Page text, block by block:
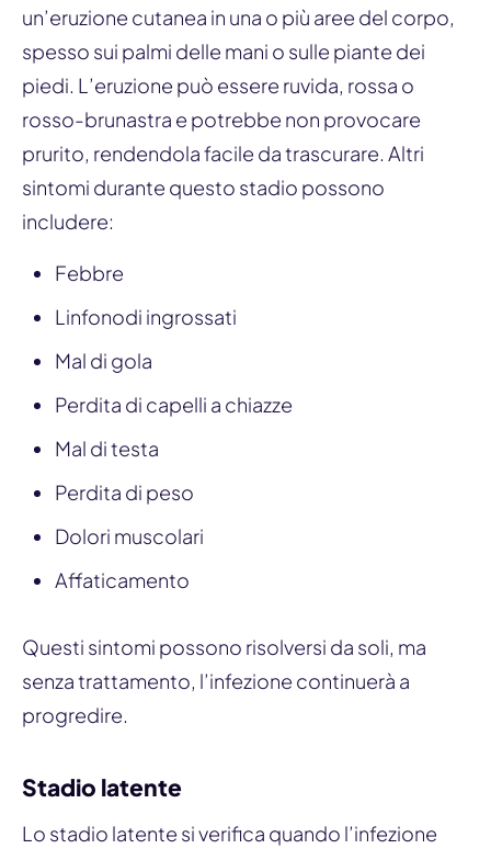
un’eruzione cutanea in una o più aree del corpo,
spesso sui palmi delle mani o sulle piante dei
piedi. L’eruzione può essere ruvida, rossa o
rosso-brunastra e potrebbe non provocare
prurito, rendendola facile da trascurare. Altri
sintomi durante questo stadio possono
includere:
Febbre
Linfonodi ingrossati
Mal di gola
Perdita di capelli a chiazze
Mal di testa
Perdita di peso
Dolori muscolari
Affaticamento
Questi sintomi possono risolversi da soli, ma
senza trattamento, l’infezione continuerà a
progredire.
Stadio latente
Lo stadio latente si verifica quando l’infezione